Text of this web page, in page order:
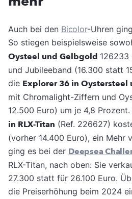
Auch bei den Bicolor-Uhren
So stiegen beispielsweise
Oysteel und Gelbgold 126233
und Jubileeband (16.300 statt
die Explorer 36 in Oystersteel
mit Chromalight-Ziffern und
12.500 Euro) um je 4,8 Prozent.
in RLX-Titan (Ref. 226627)
(vorher 14.400 Euro), ein Mehr
ging es bei der Deepsea
RLX-Titan, nach oben: Sie
27.300 statt für 26.100 Euro.
die Preiserhöhung beim 2024